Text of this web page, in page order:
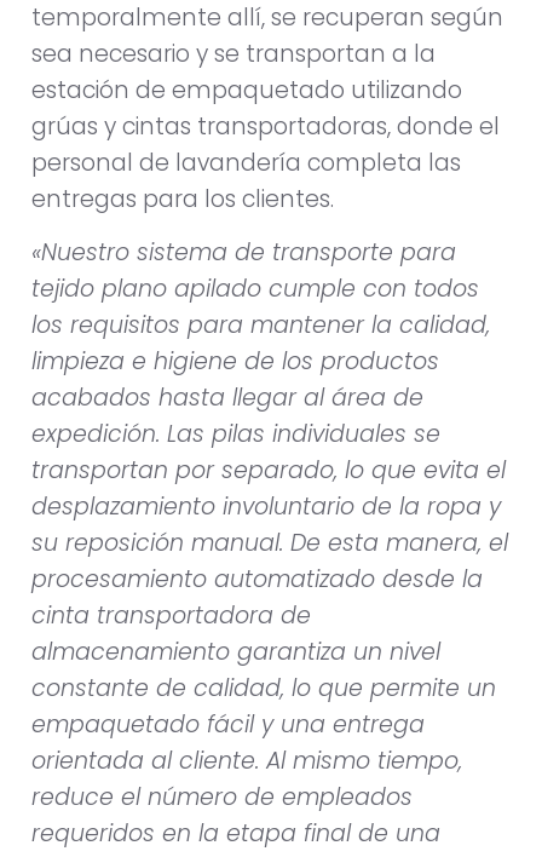
temporalmente allí, se recuperan según
sea necesario y se transportan a la
estación de empaquetado utilizando
grúas y cintas transportadoras, donde el
personal de lavandería completa las
entregas para los clientes.
«Nuestro sistema de transporte para
tejido plano apilado cumple con todos
los requisitos para mantener la calidad,
limpieza e higiene de los productos
acabados hasta llegar al área de
expedición. Las pilas individuales se
transportan por separado, lo que evita el
desplazamiento involuntario de la ropa y
su reposición manual. De esta manera, el
procesamiento automatizado desde la
cinta transportadora de
almacenamiento garantiza un nivel
constante de calidad, lo que permite un
empaquetado fácil y una entrega
orientada al cliente. Al mismo tiempo,
reduce el número de empleados
requeridos en la etapa final de una